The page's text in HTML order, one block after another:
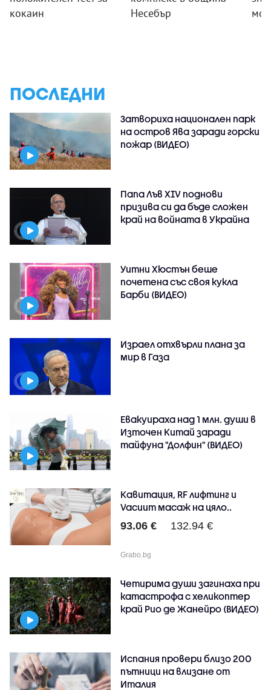
кокаин
Несебър
ПОСЛЕДНИ
Затвориха национален парк
на остров Ява заради горски
пожар (ВИДЕО)
Папа Лъв XIV поднови
призива си да бъде сложен
край на войната в Украйна
Уитни Хюстън беше
почетена със своя кукла
Барби (ВИДЕО)
Израел отхвърли плана за
мир в Газа
Евакуираха над 1 млн. души в
Източен Китай заради
тайфуна "Долфин" (ВИДЕО)
Кавитация, RF лифтинг и
Vacuum масаж на цяло..
93.06 € 132.94 €
Grabo.bg
Четирима души загинаха при
катастрофа с хеликоптер
край Рио де Жанейро (ВИДЕО)
Испания провери близо 200
пътници на влизане от
Италия